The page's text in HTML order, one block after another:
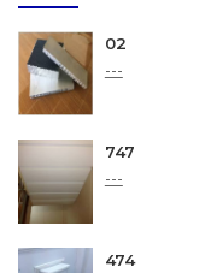
02
---
747
---
474